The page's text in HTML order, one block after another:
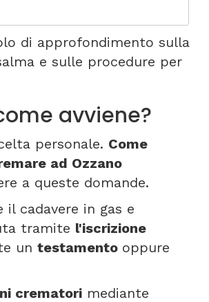
di approfondimento sulla
e sulle procedure per
avviene?
personale. Come
ad Ozzano
a queste domande.
cadavere in gas e
tramite l'iscrizione
un testamento oppure
crematori mediante